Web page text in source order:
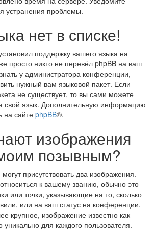
устранения проблемы.
нет в списке!
поддержку вашего языка на
просто никто не перевёл phpBB на ваш
у администратора конференции,
нужный вам языковой пакет. Если
не существует, то вы сами можете
свой язык. Дополнительную информацию
на сайте phpBB®.
изображения
позывным?
присутствовать два изображения.
к вашему званию, обычно это
или точки, указывающие на то, сколько
или на ваш статус на конференции.
крупное, изображение известно как
для каждого пользователя.